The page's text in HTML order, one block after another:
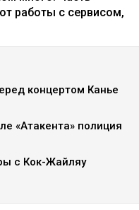
работы с сервисом,
концертом Канье
«Атакента» полиция
с Кок-Жайляу